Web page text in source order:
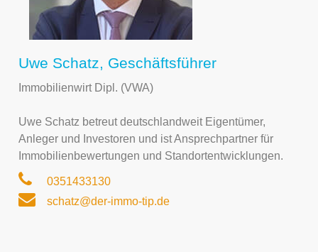
Uwe Schatz, Geschäftsführer
Immobilienwirt Dipl. (VWA)
Uwe Schatz betreut deutschlandweit Eigentümer,
Anleger und Investoren und ist Ansprechpartner für
Immobilienbewertungen und Standortentwicklungen.
0351433130
schatz@der-immo-tip.de